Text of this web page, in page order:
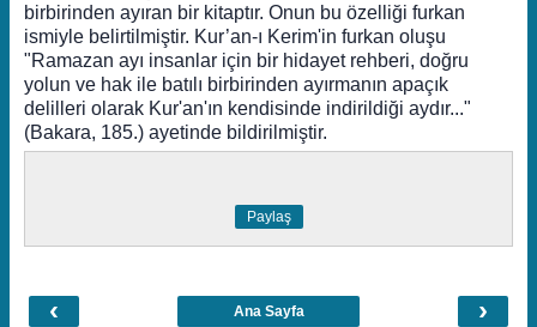
birbirinden ayıran bir kitaptır. Onun bu özelliği furkan
ismiyle belirtilmiştir. Kur’an-ı Kerim'in furkan oluşu
"Ramazan ayı insanlar için bir hidayet rehberi, doğru
yolun ve hak ile batılı birbirinden ayırmanın apaçık
delilleri olarak Kur'an'ın kendisinde indirildiği aydır..."
(Bakara, 185.) ayetinde bildirilmiştir.
Paylaş
‹ ›
Ana Sayfa